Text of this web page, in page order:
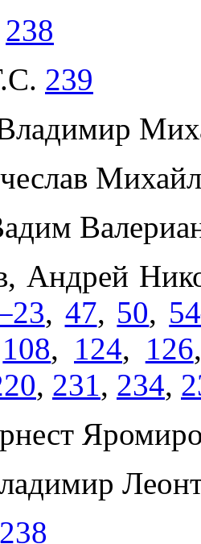
238
239
Андрей
, 47, 50,
108, 124, 126
, 231, 234,
238